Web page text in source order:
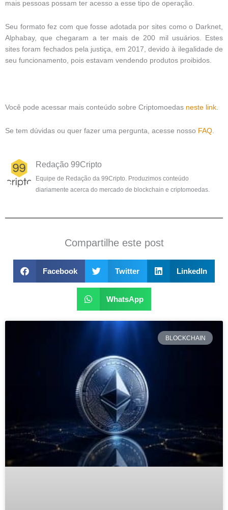
mais pessoas possam ter acesso a esse tipo de operação.
Seu formato fez com que fosse adotada por sites como o Darknet,
Alphabay, que chegaram a ter mais de 200 mil usuários. Estes
sites foram fechados pela justiça, em 2017, devido à ilegalidade de
seu funcionamento, pois estavam vendendo produtos proibidos.
Você pode acessar mais conteúdo sobre Criptomoedas neste link
Se tem dúvidas ou quer fazer uma pergunta, acesse nosso FAQ
Redação 99Cripto
Equipe de Redação da 99Cripto. Produzimos conteúdo
diariamente acerca do mercado de blockchain e criptomoedas.
Compartilhe este post
Facebook Twitter LinkedIn
WhatsApp
BLOCKCHAIN